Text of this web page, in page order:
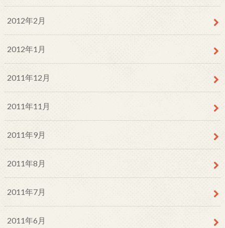
2012年2月
2012年1月
2011年12月
2011年11月
2011年9月
2011年8月
2011年7月
2011年6月